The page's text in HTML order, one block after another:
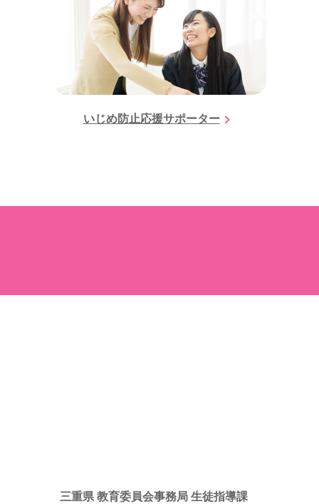
いじめ防止応援サポーター
三重県 教育委員会事務局 生徒指導課